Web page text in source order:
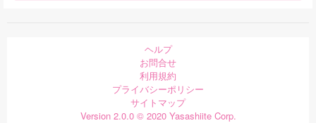
ヘルプ
お問合せ
利用規約
プライバシーポリシー
サイトマップ
Version 2.0.0 © 2020 Yasashiite Corp.